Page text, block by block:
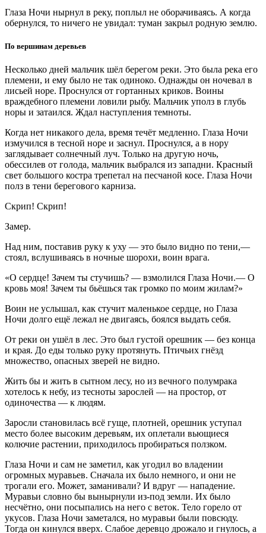
Глаза Ночи нырнул в реку, поплыл не оборачиваясь. А когда
обернулся, то ничего не увидал: туман закрыл родную землю.
По вершинам деревьев
Несколько дней мальчик шёл берегом реки. Это была река его
племени, и ему было не так одиноко. Однажды он ночевал в
лисьей норе. Проснулся от гортанных криков. Воины
враждебного племени ловили рыбу. Мальчик уполз в глубь
норы и затаился. Ждал наступления темноты.
Когда нет никакого дела, время течёт медленно. Глаза Ночи
измучился в тесной норе и заснул. Проснулся, а в нору
заглядывает солнечный луч. Только на другую ночь,
обессилев от голода, мальчик выбрался из западни. Красный
свет большого костра трепетал на песчаной косе. Глаза Ночи
полз в тени берегового карниза.
Скрип! Скрип!
Замер.
Над ним, поставив руку к уху — это было видно по тени,—
стоял, вслушиваясь в ночные шорохи, воин врага.
«О сердце! Зачем ты стучишь? — взмолился Глаза Ночи.— О
кровь моя! Зачем ты бьёшься так громко по моим жилам?»
Воин не услышал, как стучит маленькое сердце, но Глаза
Ночи долго ещё лежал не двигаясь, боялся выдать себя.
От реки он ушёл в лес. Это был густой орешник — без конца
и края. До еды только руку протянуть. Птичьих гнёзд
множество, опасных зверей не видно.
Жить бы и жить в сытном лесу, но из вечного полумрака
хотелось к небу, из тесноты зарослей — на простор, от
одиночества — к людям.
Заросли становилась всё гуще, плотней, орешник уступал
место более высоким деревьям, их оплетали вьющиеся
колючие растении, приходилось пробираться ползком.
Глаза Ночи и сам не заметил, как угодил во владении
огромных муравьев. Сначала их было немного, и они не
трогали его. Может, заманивали? И вдруг — нападение.
Муравьи словно бы вынырнули из-под земли. Их было
несчётно, они посыпались на него с веток. Тело горело от
укусов. Глаза Ночи заметался, но муравьи были повсюду.
Тогда он кинулся вверх. Слабое деревцо дрожало и гнулось, а